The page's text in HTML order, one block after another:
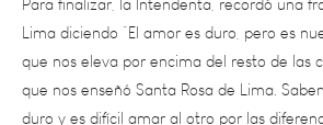
que nos eleva por encima del resto de
que nos enseñó Santa Rosa de Lima.
duro y es difícil amar al otro por las